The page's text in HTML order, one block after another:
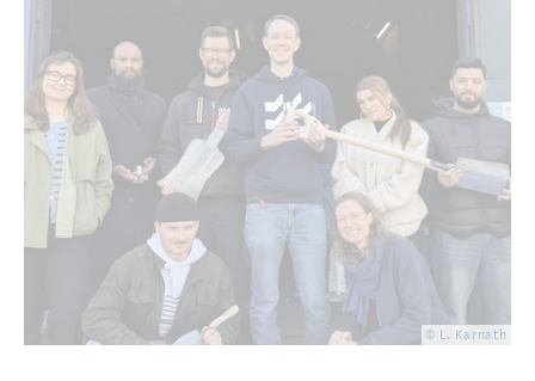
© L. Kar­nath